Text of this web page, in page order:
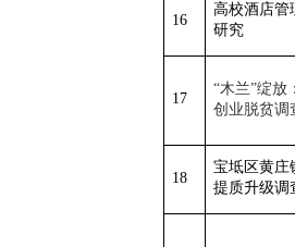
16
高校酒店管
研究
17
“木兰”绽放
创业脱贫调
18
宝坻区黄庄
提质升级调